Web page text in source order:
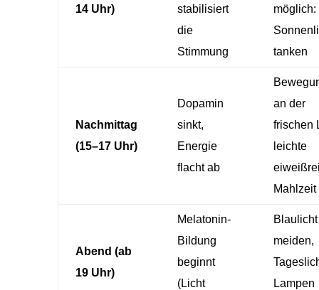
14 Uhr)
stabilisiert
die
Stimmung
möglich:
tanken
Nachmittag
(15–17 Uhr)
Dopamin
sinkt,
Energie
flacht ab
an der
frischen
leichte
Mahlzeit
Abend (ab
19 Uhr)
Melatonin-
Bildung
beginnt
(Licht
Blaulicht
meiden,
Lampen